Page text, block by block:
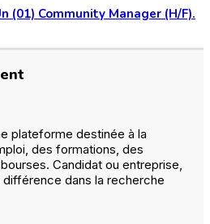
(01) Community Manager (H/F).
plateforme destinée à la
des formations, des
Candidat ou entreprise,
dans la recherche